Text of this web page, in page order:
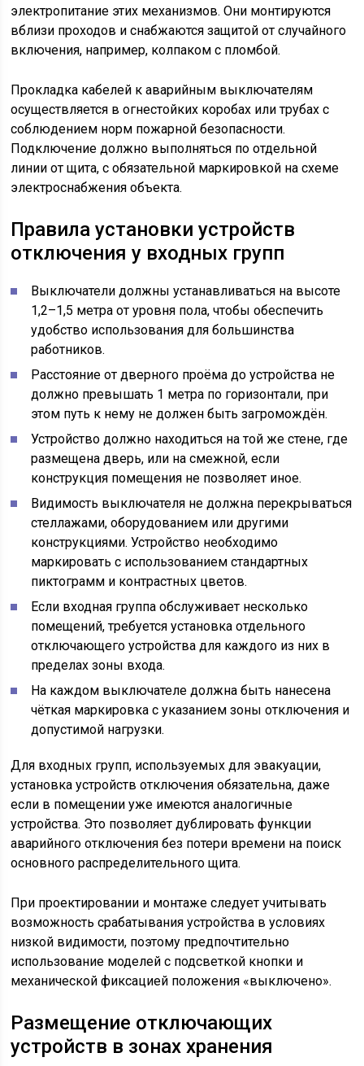
электропитание этих механизмов. Они монтируются
вблизи проходов и снабжаются защитой от случайного
включения, например, колпаком с пломбой.
Прокладка кабелей к аварийным выключателям
осуществляется в огнестойких коробах или трубах с
соблюдением норм пожарной безопасности.
Подключение должно выполняться по отдельной
линии от щита, с обязательной маркировкой на схеме
электроснабжения объекта.
Правила установки устройств
отключения у входных групп
Выключатели должны устанавливаться на высоте
1,2–1,5 метра от уровня пола, чтобы обеспечить
удобство использования для большинства
работников.
Расстояние от дверного проёма до устройства не
должно превышать 1 метра по горизонтали, при
этом путь к нему не должен быть загромождён.
Устройство должно находиться на той же стене, где
размещена дверь, или на смежной, если
конструкция помещения не позволяет иное.
Видимость выключателя не должна перекрываться
стеллажами, оборудованием или другими
конструкциями. Устройство необходимо
маркировать с использованием стандартных
пиктограмм и контрастных цветов.
Если входная группа обслуживает несколько
помещений, требуется установка отдельного
отключающего устройства для каждого из них в
пределах зоны входа.
На каждом выключателе должна быть нанесена
чёткая маркировка с указанием зоны отключения и
допустимой нагрузки.
Для входных групп, используемых для эвакуации,
установка устройств отключения обязательна, даже
если в помещении уже имеются аналогичные
устройства. Это позволяет дублировать функции
аварийного отключения без потери времени на поиск
основного распределительного щита.
При проектировании и монтаже следует учитывать
возможность срабатывания устройства в условиях
низкой видимости, поэтому предпочтительно
использование моделей с подсветкой кнопки и
механической фиксацией положения «выключено».
Размещение отключающих
устройств в зонах хранения